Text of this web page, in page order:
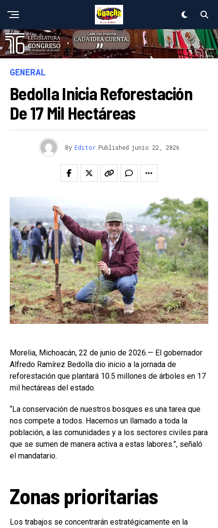
GENERAL
Bedolla Inicia Reforestación
De 17 Mil Hectáreas
By Editor Published junio 22, 2026
Morelia, Michoacán, 22 de junio de 2026.— El gobernador
Alfredo Ramírez Bedolla dio inicio a la jornada de
reforestación que plantará 10.5 millones de árboles en 17
mil hectáreas del estado.
“La conservación de nuestros bosques es una tarea que
nos compete a todos. Hacemos un llamado a toda la
población, a las comunidades y a los sectores civiles para
que se sumen de manera activa a estas labores.”, señaló
el mandatario.
Zonas prioritarias
Los trabajos se concentrarán estratégicamente en la